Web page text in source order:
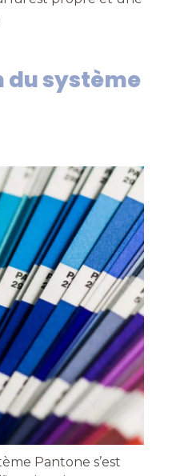
du système
Pantone s’est